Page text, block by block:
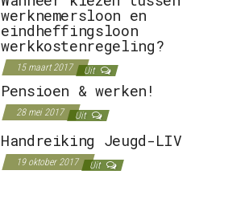
werknemersloon en
eindheffingsloon
werkkostenregeling?
15 maart 2017 Uit
Pensioen & werken!
28 mei 2017 Uit
Handreiking Jeugd-LIV
19 oktober 2017 Uit